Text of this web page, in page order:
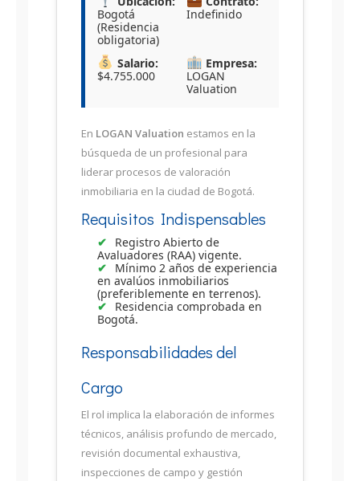
Bogotá
(Residencia
obligatoria)
Indefinido
Salario:
$4.755.000
Empresa:
LOGAN
Valuation
En LOGAN Valuation estamos en la
búsqueda de un profesional para
liderar procesos de valoración
inmobiliaria en la ciudad de Bogotá.
Requisitos Indispensables
Registro Abierto de
Avaluadores (RAA) vigente.
Mínimo 2 años de experiencia
en avalúos inmobiliarios
(preferiblemente en terrenos).
Residencia comprobada en
Bogotá.
Responsabilidades del
Cargo
El rol implica la elaboración de informes
técnicos, análisis profundo de mercado,
revisión documental exhaustiva,
inspecciones de campo y gestión